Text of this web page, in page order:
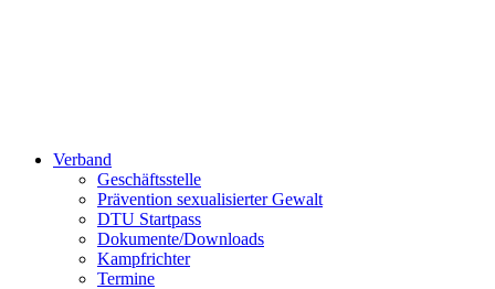
Verband
Geschäftsstelle
Prävention sexualisierter Gewalt
DTU Startpass
Dokumente/Downloads
Kampfrichter
Termine